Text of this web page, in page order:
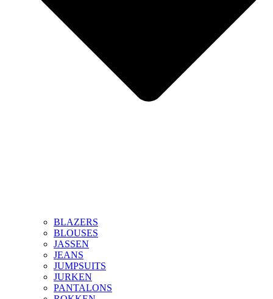
BLAZERS
BLOUSES
JASSEN
JEANS
JUMPSUITS
JURKEN
PANTALONS